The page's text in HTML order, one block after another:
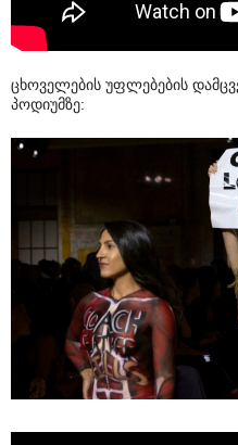
ცხოველების უფლებების
პოდიუმზე: